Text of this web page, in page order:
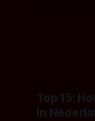
Top 15:
in